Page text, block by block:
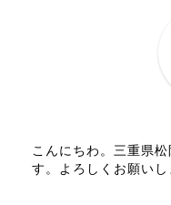
こんにちわ。三重県
す。よろしくお願いし